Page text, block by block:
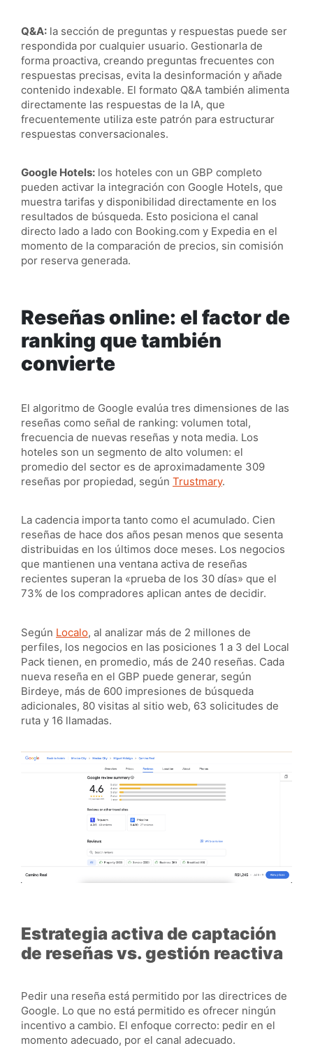
Q&A: la sección de preguntas y respuestas puede ser
respondida por cualquier usuario. Gestionarla de
forma proactiva, creando preguntas frecuentes con
respuestas precisas, evita la desinformación y añade
contenido indexable. El formato Q&A también alimenta
directamente las respuestas de la IA, que
frecuentemente utiliza este patrón para estructurar
respuestas conversacionales.
Google Hotels: los hoteles con un GBP completo
pueden activar la integración con Google Hotels, que
muestra tarifas y disponibilidad directamente en los
resultados de búsqueda. Esto posiciona el canal
directo lado a lado con Booking.com y Expedia en el
momento de la comparación de precios, sin comisión
por reserva generada.
Reseñas online: el factor de
ranking que también
convierte
El algoritmo de Google evalúa tres dimensiones de las
reseñas como señal de ranking: volumen total,
frecuencia de nuevas reseñas y nota media. Los
hoteles son un segmento de alto volumen: el
promedio del sector es de aproximadamente 309
reseñas por propiedad, según Trustmary.
La cadencia importa tanto como el acumulado. Cien
reseñas de hace dos años pesan menos que sesenta
distribuidas en los últimos doce meses. Los negocios
que mantienen una ventana activa de reseñas
recientes superan la «prueba de los 30 días» que el
73% de los compradores aplican antes de decidir.
Según Localo, al analizar más de 2 millones de
perfiles, los negocios en las posiciones 1 a 3 del Local
Pack tienen, en promedio, más de 240 reseñas. Cada
nueva reseña en el GBP puede generar, según
Birdeye, más de 600 impresiones de búsqueda
adicionales, 80 visitas al sitio web, 63 solicitudes de
ruta y 16 llamadas.
Estrategia activa de captación
de reseñas vs. gestión reactiva
Pedir una reseña está permitido por las directrices de
Google. Lo que no está permitido es ofrecer ningún
incentivo a cambio. El enfoque correcto: pedir en el
momento adecuado, por el canal adecuado.